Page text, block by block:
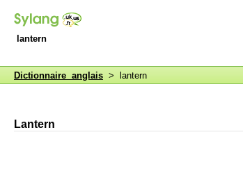
lantern
Dictionnaire anglais > lantern
Lantern